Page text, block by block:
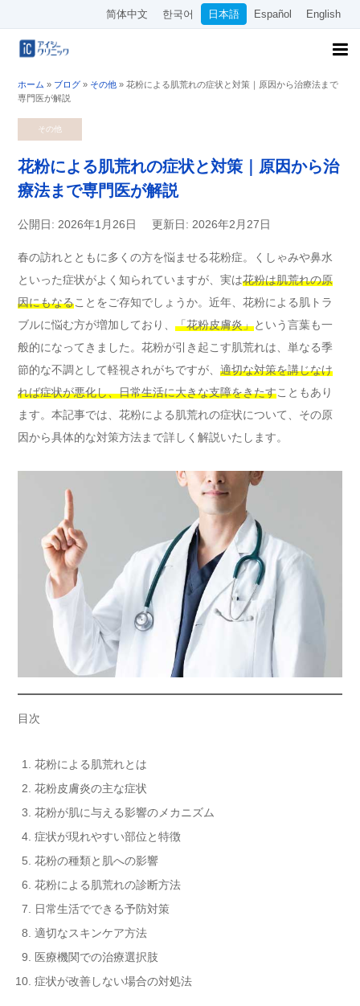
简体中文 한국어 日本語 Español English
ホーム » ブログ » その他 » 花粉による肌荒れの症状と対策｜原因から治療法まで
専門医が解説
その他
花粉による肌荒れの症状と対策｜原因から治
療法まで専門医が解説
公開日: 2026年1月26日 更新日: 2026年2月27日
春の訪れとともに多くの方を悩ませる花粉症。くしゃみや鼻水
といった症状がよく知られていますが、実は花粉は肌荒れの原
因にもなることをご存知でしょうか。近年、花粉による肌トラ
ブルに悩む方が増加しており、 「花粉皮膚炎」という言葉も一
般的になってきました。花粉が引き起こす肌荒れは、単なる季
節的な不調として軽視されがちですが、 適切な対策を講じなけ
れば症状が悪化し、日常生活に大きな支障をきたすこともあり
ます。本記事では、花粉による肌荒れの症状について、その原
因から具体的な対策方法まで詳しく解説いたします。
目次
花粉による肌荒れとは
花粉皮膚炎の主な症状
花粉が肌に与える影響のメカニズム
症状が現れやすい部位と特徴
花粉の種類と肌への影響
花粉による肌荒れの診断方法
日常生活でできる予防対策
適切なスキンケア方法
医療機関での治療選択肢
症状が改善しない場合の対処法